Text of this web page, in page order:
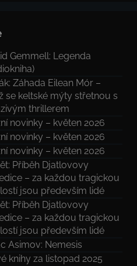
Gemmell: Legenda
Záhada Eilean Mór –
se keltské mýty střetnou s
thrillerem
novinky – květen 2026
novinky – květen 2026
novinky – květen 2026
Příběh Djatlovovy
– za každou tragickou
jsou především lidé
Příběh Djatlovovy
– za každou tragickou
jsou především lidé
Asimov: Nemesis
knihy za listopad 2025